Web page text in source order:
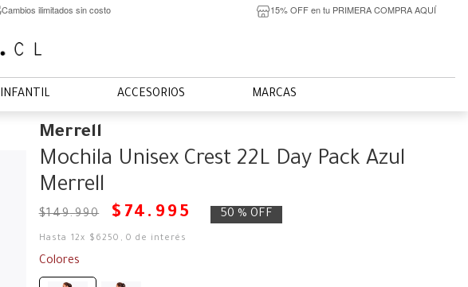
Cambios ilimitados sin costo 15% OFF en tu PRIMERA COMPRA AQUÍ
INFANTIL ACCESORIOS MARCAS
Merrell
Mochila Unisex Crest 22L Day Pack Azul
Merrell
$149.990 $ 74 . 995 50 % OFF
Hasta 12x $ 6250 ,0 de interés
Colores